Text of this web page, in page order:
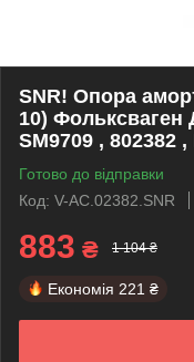
SNR! Опора
10) Фольксваген
SM9709 , 802382
Готово до відправки
Код: V-AC.02382.SNR
883 ₴ 1 104 ₴
Економія 221 ₴